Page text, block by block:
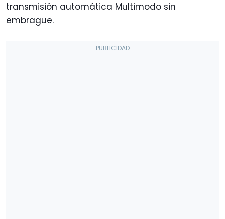
transmisión automática Multimodo sin
embrague.